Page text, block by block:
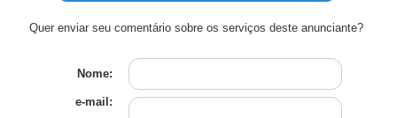
Quer enviar seu comentário sobre os serviços deste anunciante?
Nome:
e-mail: